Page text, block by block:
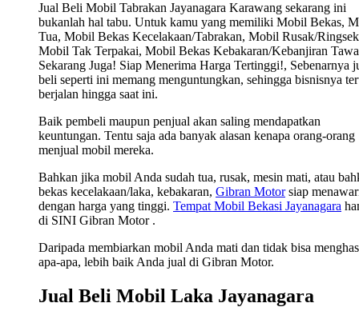
Jual Beli Mobil Tabrakan Jayanagara Karawang sekarang ini
bukanlah hal tabu. Untuk kamu yang memiliki Mobil Bekas,
Tua, Mobil Bekas Kecelakaan/Tabrakan, Mobil Rusak/
Mobil Tak Terpakai, Mobil Bekas Kebakaran/Kebanjiran
Sekarang Juga! Siap Menerima Harga Tertinggi!, Sebenarnya
beli seperti ini memang menguntungkan, sehingga bisnisnya
berjalan hingga saat ini.
Baik pembeli maupun penjual akan saling mendapatkan
keuntungan. Tentu saja ada banyak alasan kenapa orang-orang
menjual mobil mereka.
Bahkan jika mobil Anda sudah tua, rusak, mesin mati, atau
bekas kecelakaan/laka, kebakaran, Gibran Motorsiap
dengan harga yang tinggi. Tempat Mobil Bekasi Jayanagara
di SINI Gibran Motor .
Daripada membiarkan mobil Anda mati dan tidak bisa
apa-apa, lebih baik Anda jual di Gibran Motor.
Jual Beli Mobil Laka Jayanagara